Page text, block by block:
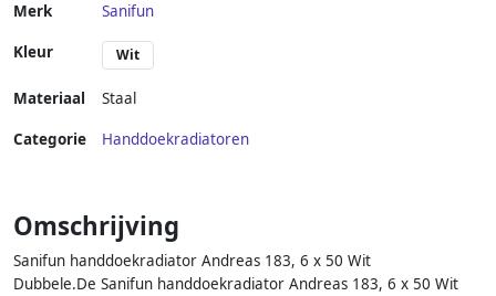
Merk Sanifun
Kleur Wit
Materiaal Staal
Categorie Handdoekradiatoren
Omschrijving
Sanifun handdoekradiator Andreas 183, 6 x 50 Wit
Dubbele.De Sanifun handdoekradiator Andreas 183, 6 x 50 Wit